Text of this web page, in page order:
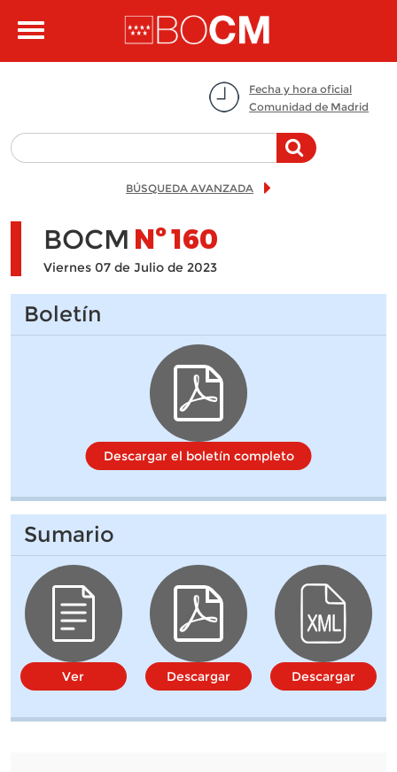
Toggle
Fecha y hora oficial
Comunidad de Madrid
BÚSQUEDA AVANZADA
BOCM Nº160
Viernes 07 de Julio de 2023
Boletín
Descargar el boletín completo
Sumario
Ver Descargar Descargar